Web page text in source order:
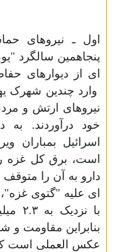
اول ـ نیروهای
پنجاهمین سالگرد
ای از دیوارهای
وارد چندین شهرک
نیروهای ارتش و
خود درآوردند. به
اسرائیل بمباران
است، برق کل غزه
دارو به آن را متوقف
با
بنابراین مقاومت
عکس العملی است